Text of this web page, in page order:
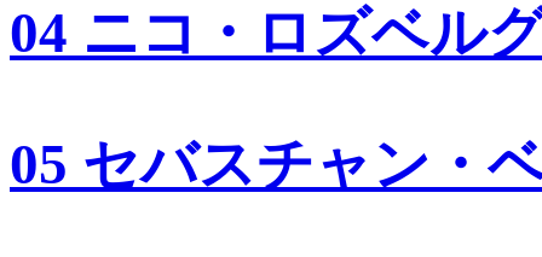
04 ニコ・ロズベル
05 セバスチャン・